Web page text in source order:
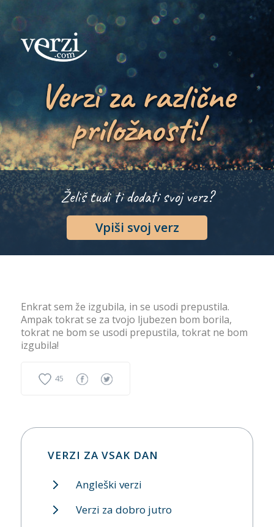
Verzi za različne
priložnosti!
Želiš tudi ti dodati svoj verz?
Vpiši svoj verz
Enkrat sem že izgubila, in se usodi prepustila.
Ampak tokrat se za tvojo ljubezen bom borila,
tokrat ne bom se usodi prepustila, tokrat ne bom
izgubila!
45
VERZI ZA VSAK DAN
Angleški verzi
Verzi za dobro jutro